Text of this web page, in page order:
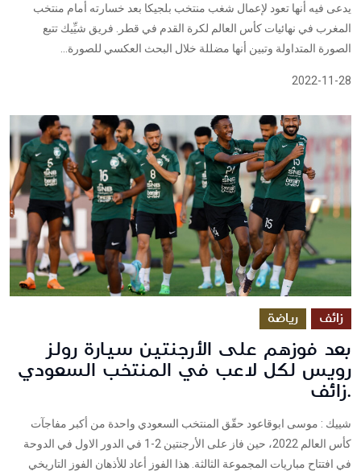
يدعى فيه أنها تعود لإعمال شغب منتخب بلجيكا بعد خسارته أمام منتخب
المغرب في نهائيات كأس العالم لكرة القدم في قطر. فريق شيِّيك تتبع
الصورة المتداولة وتبين أنها مضللة خلال البحث العكسي للصورة...
2022-11-28
زائف رياضة
بعد فوزهم على الأرجنتين سيارة رولز
رويس لكل لاعب في المنتخب السعودي
.زائف
شييك : موسى ابوقاعود حقّق المنتخب السعودي واحدة من أكبر مفاجآت
كأس العالم 2022، حين فاز على الأرجنتين 2-1 في الدور الاول في الدوحة
في افتتاح مباريات المجموعة الثالثة. هذا الفوز أعاد للأذهان الفوز التاريخي